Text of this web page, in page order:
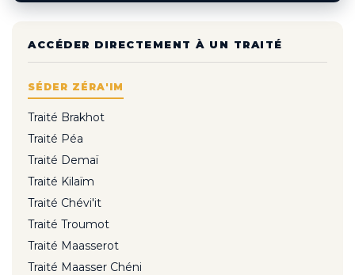
ACCÉDER DIRECTEMENT À UN TRAITÉ
SÉDER ZÉRA'IM
Traité Brakhot
Traité Péa
Traité Demaï
Traité Kilaïm
Traité Chévi'it
Traité Troumot
Traité Maasserot
Traité Maasser Chéni